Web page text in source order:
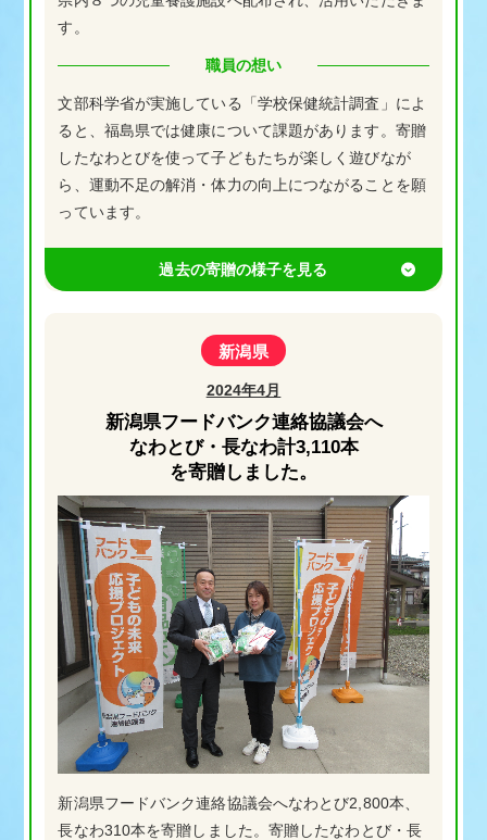
す。
職員の想い
文部科学省が実施している「学校保健統計調査」によ
ると、福島県では健康について課題があります。寄贈
したなわとびを使って子どもたちが楽しく遊びなが
ら、運動不足の解消・体力の向上につながることを願
っています。
新潟県
2024年4月
新潟県フードバンク連絡協議会へ
なわとび・長なわ計3,110本
を寄贈しました。
新潟県フードバンク連絡協議会へなわとび2,800本、
長なわ310本を寄贈しました。寄贈したなわとび・長